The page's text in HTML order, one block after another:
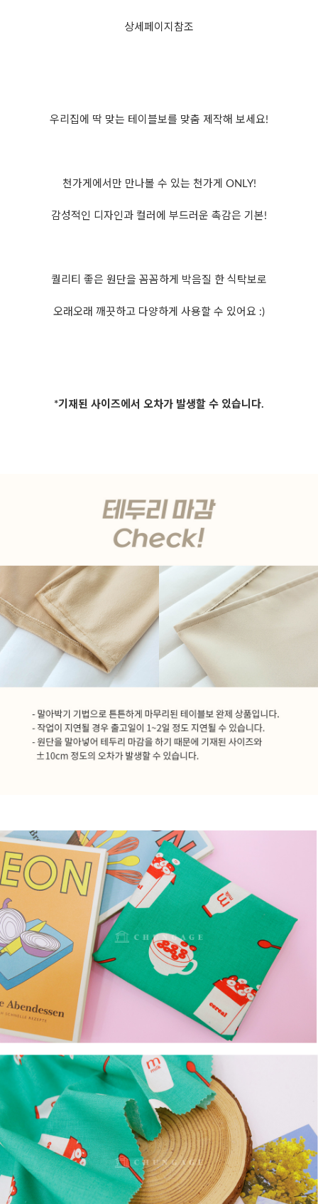
상세페이지참조
우리집에 딱 맞는 테이블보를 맞춤 제작해 보세요!
천가게에서만 만나볼 수 있는 천가게 ONLY!
감성적인 디자인과 컬러에 부드러운 촉감은 기본!
퀄리티 좋은 원단을 꼼꼼하게 박음질 한 식탁보로
오래오래 깨끗하고 다양하게 사용할 수 있어요 :)
*기재된 사이즈에서 오차가 발생할 수 있습니다.